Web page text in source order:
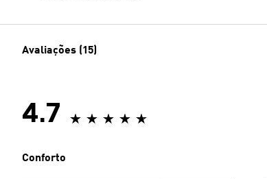
Avaliações (15)
4.7
Conforto